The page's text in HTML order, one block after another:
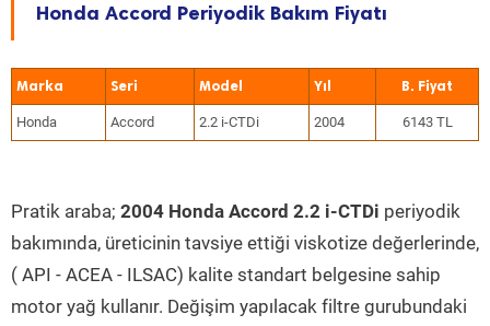
Honda Accord Periyodik Bakım Fiyatı
Marka Seri Model Yıl
Honda Accord 2.2 i-CTDi 2004 6143 TL
Pratik araba; 2004 Honda Accord 2.2 i-CTDi periyodik
bakımında, üreticinin tavsiye ettiği viskotize değerlerinde,
( API - ACEA - ILSAC) kalite standart belgesine sahip
motor yağ kullanır. Değişim yapılacak filtre gurubundaki